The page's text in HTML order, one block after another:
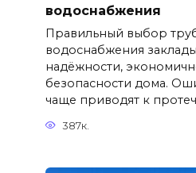
водоснабжения
Правильный выбор
водоснабжения
надёжности,
безопасности дома.
чаще приводят к
387к.